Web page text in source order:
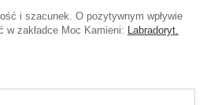
i szacunek. O pozytywnym wpływie
w zakładce Moc Kamieni: Labradoryt.